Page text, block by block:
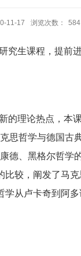
11-17 浏览次数： 584
生课程，提前
理论热点，本
思哲学与德国
德、黑格尔哲
较，阐发了马
从卢卡奇到阿